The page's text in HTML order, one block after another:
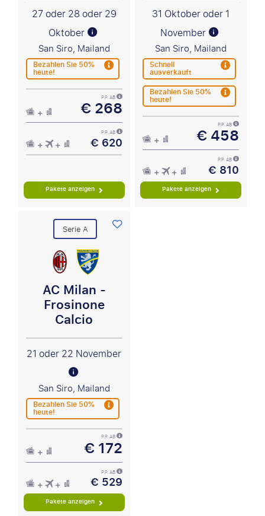
27 oder 28 oder 29
Oktober
San Siro, Mailand
Bezahlen Sie 50%
heute!
P.P. AB
€ 268
P.P. AB
€ 620
Pakete anzeigen
31 Oktober oder 1
November
San Siro, Mailand
Schnell
ausverkauft
Bezahlen Sie 50%
heute!
P.P. AB
€ 458
P.P. AB
€ 810
Pakete anzeigen
Serie A
AC Milan -
Frosinone
Calcio
21 oder 22 November
San Siro, Mailand
Bezahlen Sie 50%
heute!
P.P. AB
€ 172
P.P. AB
€ 529
Pakete anzeigen